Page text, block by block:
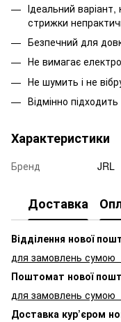
Ідеальний
стрижки
Безпечний для
Не вимагає
Не шумить і не
Відмінно
Характеристики
Бренд JRL
Доставка
Відділення нової
для замовлень сумою
Поштомат нової
для замовлень сумою
Доставка кур’єром